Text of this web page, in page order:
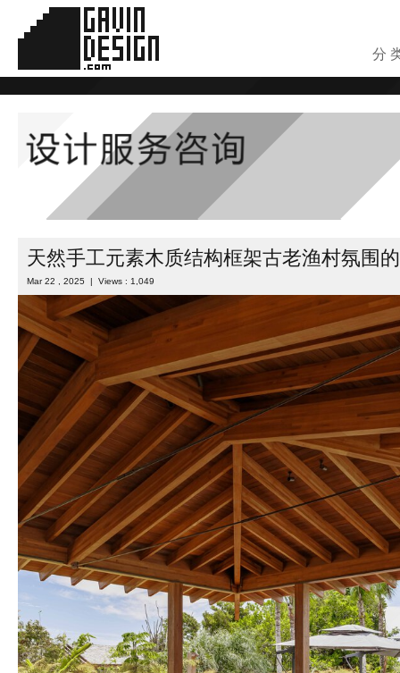
分
天然手工元素木质结构框架古老渔村氛围
Mar 22 , 2025 | Views : 1,049